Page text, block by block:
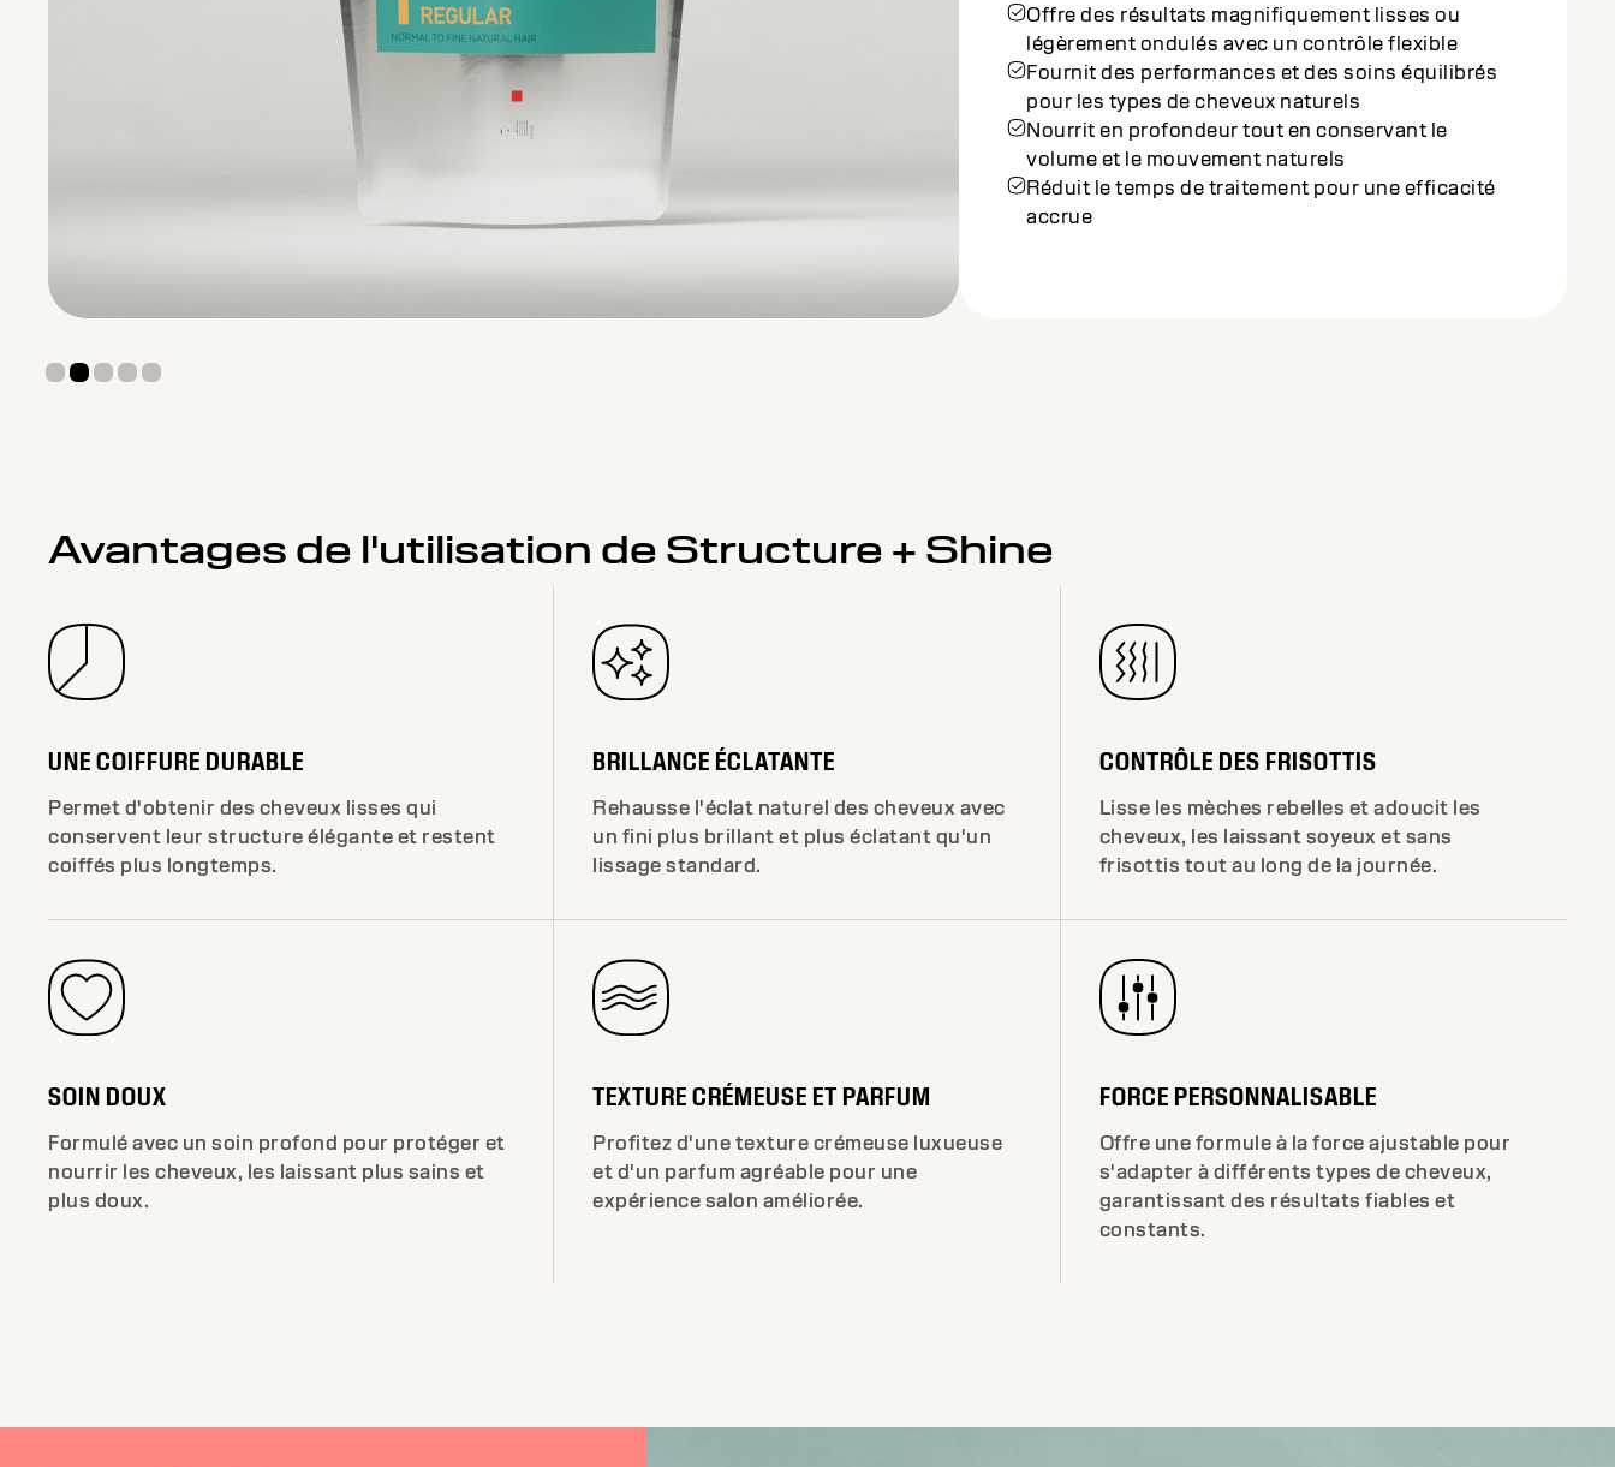
Lisse et affine la texture tout en protégeant les
cheveux colorés
Équilibre la transformation et le soin pour un
résultat éclatant et une apparence saine
Enrichi en complexe amino-oléolipidique pour un
conditionnement en profondeur et une brillance
Permet d'obtenir un résultat lisse et sans frisottis
tout en minimisant le stress sur les cheveux
Avantages de l'utilisation de Structure + Shine
UNE COIFFURE DURABLE
Permet d'obtenir des cheveux lisses qui
conservent leur structure élégante et restent
coiffés plus longtemps.
BRILLANCE ÉCLATANTE
Rehausse l'éclat naturel des cheveux avec
un fini plus brillant et plus éclatant qu'un
lissage standard.
CONTRÔLE DES FRISOTTIS
Lisse les mèches rebelles et adoucit les
cheveux, les laissant soyeux et sans
frisottis tout au long de la journée.
SOIN DOUX
Formulé avec un soin profond pour protéger et
nourrir les cheveux, les laissant plus sains et
plus doux.
TEXTURE CRÉMEUSE ET PARFUM
Profitez d'une texture crémeuse luxueuse
et d'un parfum agréable pour une
expérience salon améliorée.
FORCE PERSONNALISABLE
Offre une formule à la force ajustable pour
s'adapter à différents types de cheveux,
garantissant des résultats fiables et
constants.